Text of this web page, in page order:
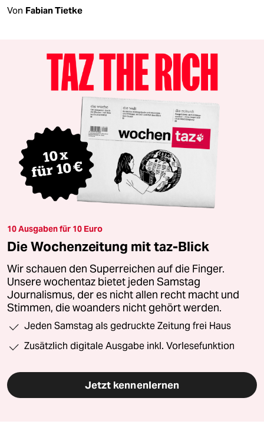
Von Fabian Tietke
10 Ausgaben für 10 Euro
Die Wochenzeitung mit taz-Blick
Wir schauen den Superreichen auf die Finger.
Unsere wochentaz bietet jeden Samstag
Journalismus, der es nicht allen recht macht und
Stimmen, die woanders nicht gehört werden.
Jeden Samstag als gedruckte Zeitung frei Haus
Zusätzlich digitale Ausgabe inkl. Vorlesefunktion
Jetzt kennenlernen